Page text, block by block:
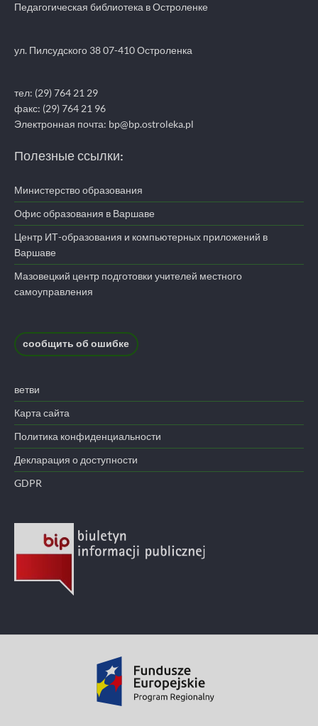
Педагогическая библиотека в Остроленке
ул. Пилсудского 38 07-410 Остроленка
тел: (29) 764 21 29
факс: (29) 764 21 96
Электронная почта: bp@bp.ostroleka.pl
Полезные ссылки:
Министерство образования
Офис образования в Варшаве
Центр ИТ-образования и компьютерных приложений в
Варшаве
Мазовецкий центр подготовки учителей местного
самоуправления
сообщить об ошибке
ветви
Карта сайта
Политика конфиденциальности
Декларация о доступности
GDPR